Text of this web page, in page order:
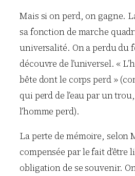
Mais si on perd, on gagne.
sa fonction de marche
universalité. On a perdu du
découvre de l’universel. «
bête dont le corps perd »
qui perd de l’eau par un
l’homme perd).
La perte de mémoire, selon
compensée par le fait d’être
obligation de se souvenir.